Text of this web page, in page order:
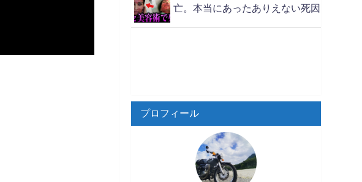
亡。本当にあったありえない死因
プロフィール